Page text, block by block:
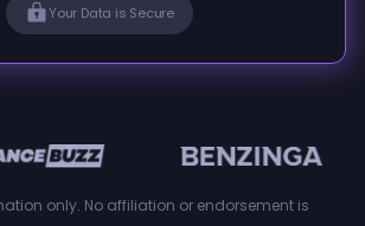
Your Data is Secure
only. No affiliation or endorsement is